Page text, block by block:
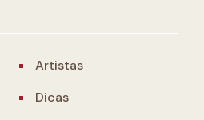
Artistas
Dicas